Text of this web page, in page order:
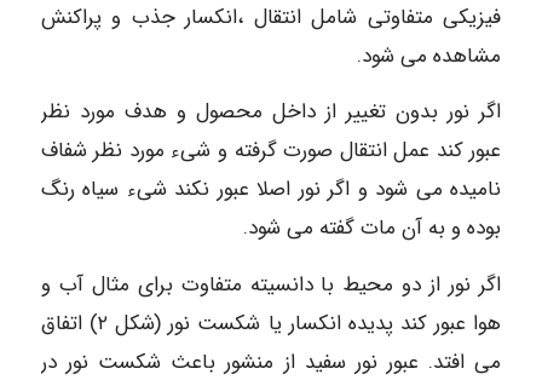
فیزیکی متفاوتی شامل انتقال ،انکسار جذب و پراکنش
مشاهده می شود.
اگر نور بدون تغییر از داخل محصول و هدف مورد نظر
عبور کند عمل انتقال صورت گرفته و شیء مورد نظر شفاف
نامیده می شود و اگر نور اصلا عبور نکند شیء سیاه رنگ
بوده و به آن مات گفته می شود.
اگر نور از دو محیط با دانسیته متفاوت برای مثال آب و
هوا عبور کند پدیده انکسار یا شکست نور (شکل ۲) اتفاق
می افتد. عبور نور سفید از منشور باعث شکست نور در